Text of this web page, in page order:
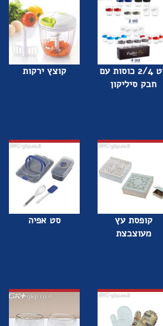
סט 2/4 כוסות עם
חבק סיליקון
קוצץ ירקות
קופסת עץ
מעוצבצת
סט אפיה